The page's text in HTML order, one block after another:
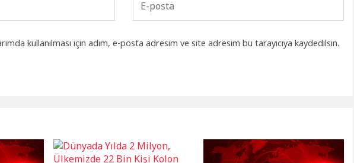
kullanılması için adım, e-posta adresim ve site adresim bu tarayıcıya kaydedilsin.